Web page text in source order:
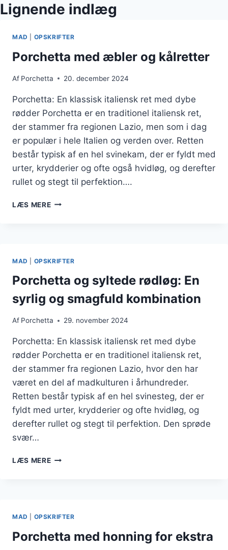
Lignende indlæg
MAD OPSKRIFTER
Porchetta med æbler og kålretter
Af Porchetta 20. december 2024
Porchetta: En klassisk italiensk ret med dybe
rødder Porchetta er en traditionel italiensk ret,
der stammer fra regionen Lazio, men som i dag
er populær i hele Italien og verden over. Retten
består typisk af en hel svinekam, der er fyldt med
urter, krydderier og ofte også hvidløg, og derefter
rullet og stegt til perfektion….
LÆS MEREPORCHETTA
MAD OPSKRIFTER
Porchetta og syltede rødløg: En
syrlig og smagfuld kombination
Af Porchetta 29. november 2024
Porchetta: En klassisk italiensk ret med dybe
rødder Porchetta er en traditionel italiensk ret,
der stammer fra regionen Lazio, hvor den har
været en del af madkulturen i århundreder.
Retten består typisk af en hel svinesteg, der er
fyldt med urter, krydderier og ofte hvidløg, og
derefter rullet og stegt til perfektion. Den sprøde
svær…
LÆS MEREPORCHETTA
SMAGFULD
KOMBINATION
MAD OPSKRIFTER
Porchetta med honning for ekstra